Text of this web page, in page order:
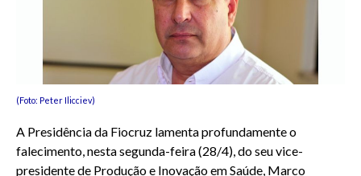
(Foto: Peter Ilicciev)
A Presidência da Fiocruz lamenta profundamente o
falecimento, nesta segunda-feira (28/4), do seu vice-
presidente de Produção e Inovação em Saúde, Marco